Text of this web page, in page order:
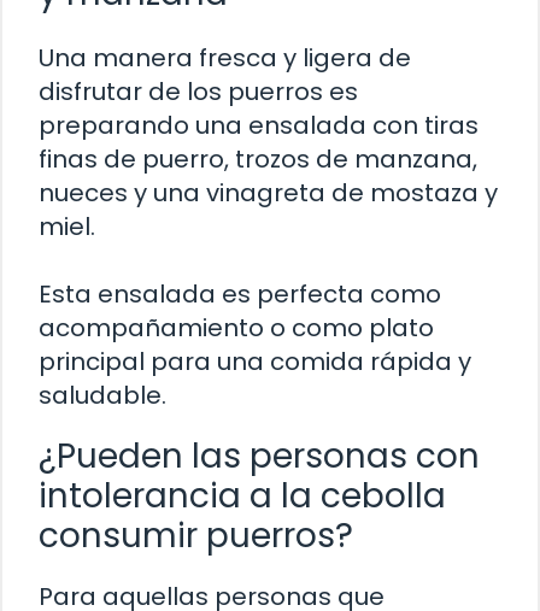
Una manera fresca y ligera de
disfrutar de los puerros es
preparando una ensalada con tiras
finas de puerro, trozos de manzana,
nueces y una vinagreta de mostaza y
miel.
Esta ensalada es perfecta como
acompañamiento o como plato
principal para una comida rápida y
saludable.
¿Pueden las personas con
intolerancia a la cebolla
consumir puerros?
Para aquellas personas que